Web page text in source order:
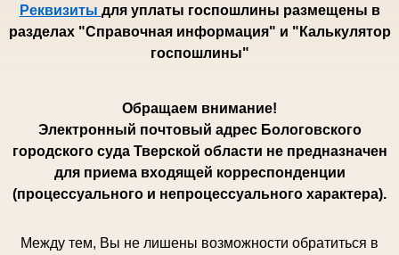
Реквизиты для уплаты госпошлины размещены в
разделах "Справочная информация" и "Калькулятор
госпошлины"
Обращаем внимание!
Электронный почтовый адрес Бологовского
городского суда Тверской области не предназначен
для приема входящей корреспонденции
(процессуального и непроцессуального характера).
Между тем, Вы не лишены возможности обратиться в